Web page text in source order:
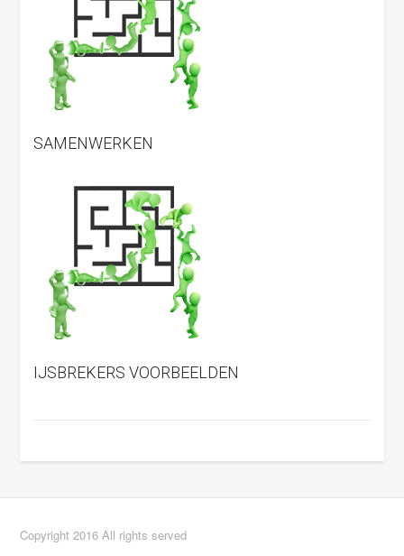
SAMENWERKEN
IJSBREKERS VOORBEELDEN
Copyright 2016 All rights served